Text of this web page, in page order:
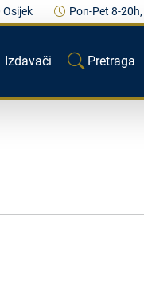
Pon-Pet 8-
Izdavači Pretraga